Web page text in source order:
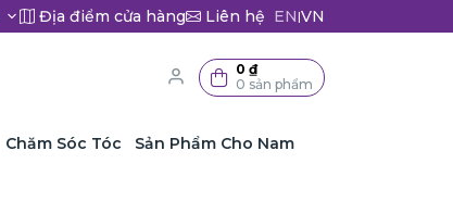
Địa điểm cửa hàng Liên hệ EN|VN
0 ₫
0 sản phẩm
Chăm Sóc Tóc Sản Phẩm Cho Nam